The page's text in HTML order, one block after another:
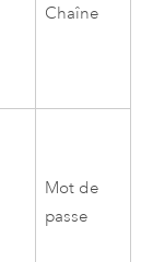
Chaîne
Mot de
passe